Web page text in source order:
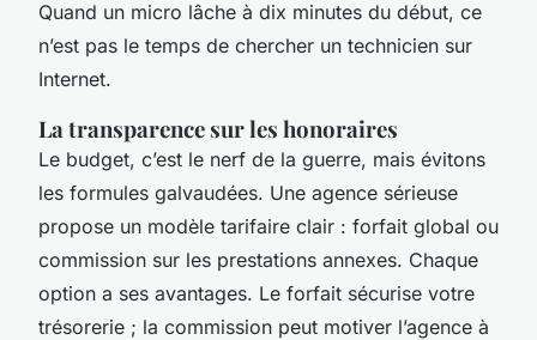
Quand un micro lâche à dix minutes du début, ce
n’est pas le temps de chercher un technicien sur
Internet.
La transparence sur les honoraires
Le budget, c’est le nerf de la guerre, mais évitons
les formules galvaudées. Une agence sérieuse
propose un modèle tarifaire clair : forfait global ou
commission sur les prestations annexes. Chaque
option a ses avantages. Le forfait sécurise votre
trésorerie ; la commission peut motiver l’agence à